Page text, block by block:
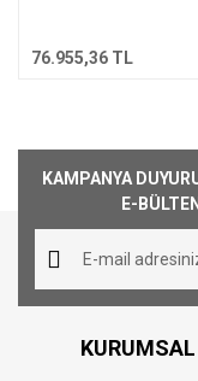
76.955,36 TL
KAMPANYA
E-
KURUMSAL